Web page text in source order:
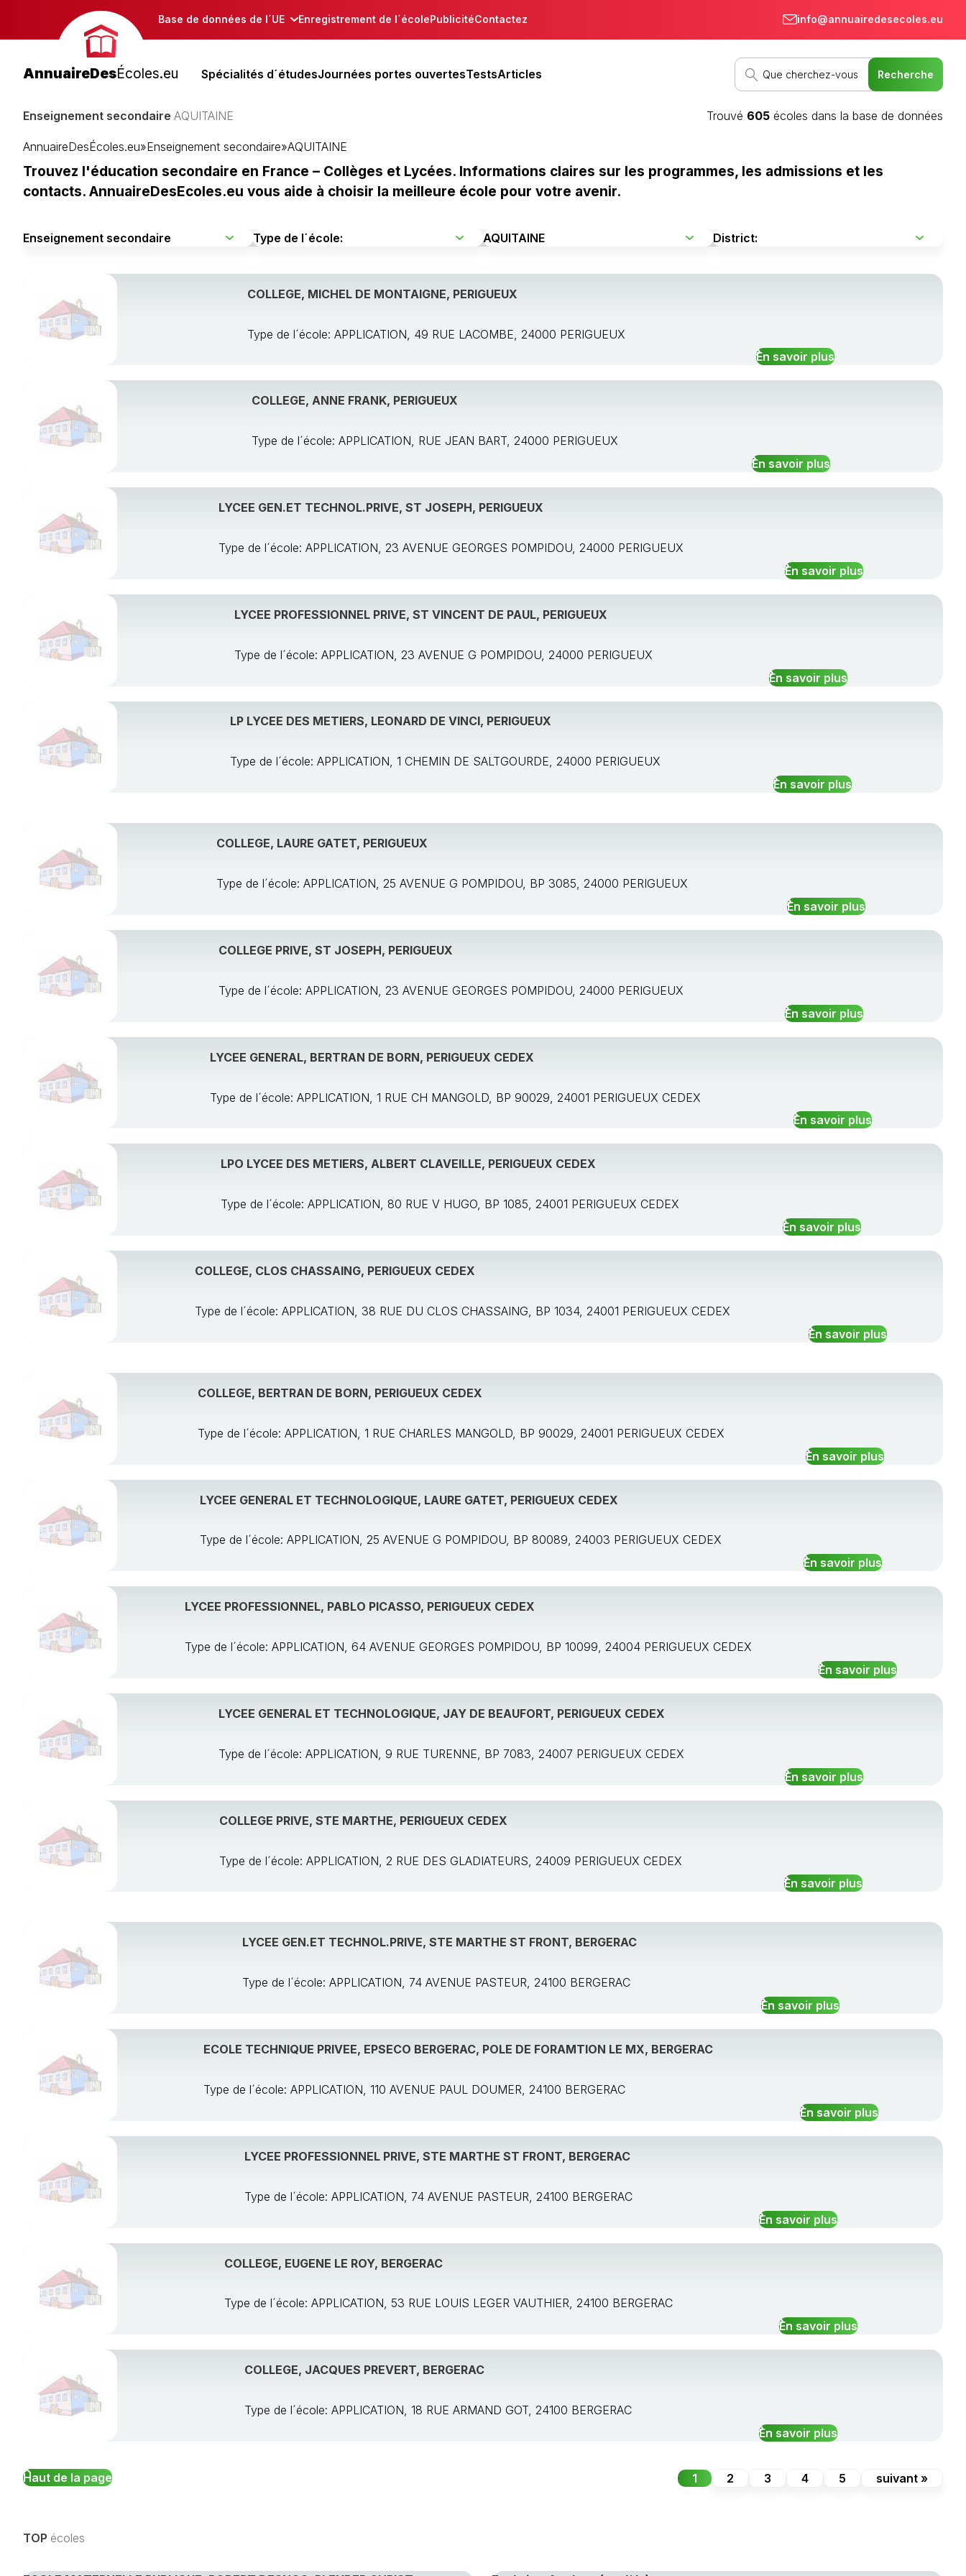
Base de données de l´UE Enregistrement de l´écolePublicitéContactez info@annuairedesecoles.eu
AnnuaireDesÉcoles.eu Spécialités d´étudesJournées portes ouvertesTestsArticles
Enseignement secondaire AQUITAINE Trouvé 605 écoles dans la base de données
AnnuaireDesÉcoles.eu»Enseignement secondaire»AQUITAINE
Trouvez l'éducation secondaire en France – Collèges et Lycées. Informations claires sur les programmes, les admissions et les
contacts. AnnuaireDesEcoles.eu vous aide à choisir la meilleure école pour votre avenir.
COLLEGE, MICHEL DE MONTAIGNE, PERIGUEUX
Type de l´école: APPLICATION, 49 RUE LACOMBE, 24000 PERIGUEUX
En savoir plus
COLLEGE, ANNE FRANK, PERIGUEUX
Type de l´école: APPLICATION, RUE JEAN BART, 24000 PERIGUEUX
En savoir plus
LYCEE GEN.ET TECHNOL.PRIVE, ST JOSEPH, PERIGUEUX
Type de l´école: APPLICATION, 23 AVENUE GEORGES POMPIDOU, 24000 PERIGUEUX
En savoir plus
LYCEE PROFESSIONNEL PRIVE, ST VINCENT DE PAUL, PERIGUEUX
Type de l´école: APPLICATION, 23 AVENUE G POMPIDOU, 24000 PERIGUEUX
En savoir plus
LP LYCEE DES METIERS, LEONARD DE VINCI, PERIGUEUX
Type de l´école: APPLICATION, 1 CHEMIN DE SALTGOURDE, 24000 PERIGUEUX
En savoir plus
COLLEGE, LAURE GATET, PERIGUEUX
Type de l´école: APPLICATION, 25 AVENUE G POMPIDOU, BP 3085, 24000 PERIGUEUX
En savoir plus
COLLEGE PRIVE, ST JOSEPH, PERIGUEUX
Type de l´école: APPLICATION, 23 AVENUE GEORGES POMPIDOU, 24000 PERIGUEUX
En savoir plus
LYCEE GENERAL, BERTRAN DE BORN, PERIGUEUX CEDEX
Type de l´école: APPLICATION, 1 RUE CH MANGOLD, BP 90029, 24001 PERIGUEUX CEDEX
En savoir plus
LPO LYCEE DES METIERS, ALBERT CLAVEILLE, PERIGUEUX CEDEX
Type de l´école: APPLICATION, 80 RUE V HUGO, BP 1085, 24001 PERIGUEUX CEDEX
En savoir plus
COLLEGE, CLOS CHASSAING, PERIGUEUX CEDEX
Type de l´école: APPLICATION, 38 RUE DU CLOS CHASSAING, BP 1034, 24001 PERIGUEUX CEDEX
En savoir plus
COLLEGE, BERTRAN DE BORN, PERIGUEUX CEDEX
Type de l´école: APPLICATION, 1 RUE CHARLES MANGOLD, BP 90029, 24001 PERIGUEUX CEDEX
En savoir plus
LYCEE GENERAL ET TECHNOLOGIQUE, LAURE GATET, PERIGUEUX CEDEX
Type de l´école: APPLICATION, 25 AVENUE G POMPIDOU, BP 80089, 24003 PERIGUEUX CEDEX
En savoir plus
LYCEE PROFESSIONNEL, PABLO PICASSO, PERIGUEUX CEDEX
Type de l´école: APPLICATION, 64 AVENUE GEORGES POMPIDOU, BP 10099, 24004 PERIGUEUX CEDEX
En savoir plus
LYCEE GENERAL ET TECHNOLOGIQUE, JAY DE BEAUFORT, PERIGUEUX CEDEX
Type de l´école: APPLICATION, 9 RUE TURENNE, BP 7083, 24007 PERIGUEUX CEDEX
En savoir plus
COLLEGE PRIVE, STE MARTHE, PERIGUEUX CEDEX
Type de l´école: APPLICATION, 2 RUE DES GLADIATEURS, 24009 PERIGUEUX CEDEX
En savoir plus
LYCEE GEN.ET TECHNOL.PRIVE, STE MARTHE ST FRONT, BERGERAC
Type de l´école: APPLICATION, 74 AVENUE PASTEUR, 24100 BERGERAC
En savoir plus
ECOLE TECHNIQUE PRIVEE, EPSECO BERGERAC, POLE DE FORAMTION LE MX, BERGERAC
Type de l´école: APPLICATION, 110 AVENUE PAUL DOUMER, 24100 BERGERAC
En savoir plus
LYCEE PROFESSIONNEL PRIVE, STE MARTHE ST FRONT, BERGERAC
Type de l´école: APPLICATION, 74 AVENUE PASTEUR, 24100 BERGERAC
En savoir plus
COLLEGE, EUGENE LE ROY, BERGERAC
Type de l´école: APPLICATION, 53 RUE LOUIS LEGER VAUTHIER, 24100 BERGERAC
En savoir plus
COLLEGE, JACQUES PREVERT, BERGERAC
Type de l´école: APPLICATION, 18 RUE ARMAND GOT, 24100 BERGERAC
En savoir plus
Haut de la page 1 2 3 4 5 suivant »
TOP écoles